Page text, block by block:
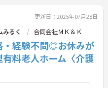
更新日：2025年07月28日
みるく 合同会社ＭＫ＆Ｋ
・経験不問◎お休みが
料老人ホーム〈介護